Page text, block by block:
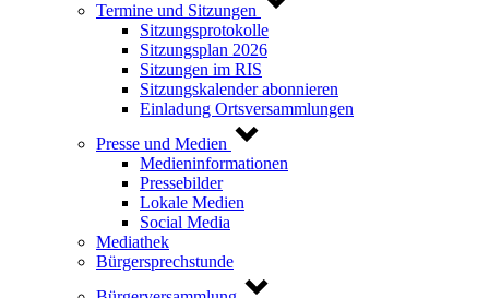
Termine und Sitzungen
Sitzungsprotokolle
Sitzungsplan 2026
Sitzungen im RIS
Sitzungskalender abonnieren
Einladung Ortsversammlungen
Presse und Medien
Medieninformationen
Pressebilder
Lokale Medien
Social Media
Mediathek
Bürgersprechstunde